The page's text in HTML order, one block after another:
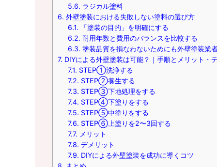
5.6. ラジカル塗料
6. 外壁塗装における失敗しない塗料の選び方
6.1. 「塗装の目的」を明確にする
6.2. 耐用年数と費用のバランスを比較する
6.3. 塗装品質を損なわないためにも外壁塗装業
7. DIYによる外壁塗装は可能？｜手順とメリット・
7.1. STEP①洗浄する
7.2. STEP②養生する
7.3. STEP③下地処理をする
7.4. STEP④下塗りをする
7.5. STEP⑤中塗りをする
7.6. STEP⑥上塗りを2〜3回する
7.7. メリット
7.8. デメリット
7.9. DIYによる外壁塗装を成功に導くコツ